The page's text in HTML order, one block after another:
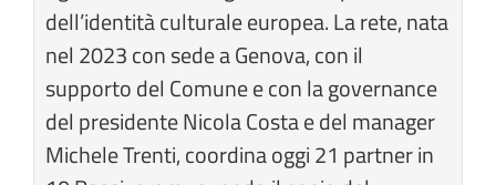
dell’identità culturale europea. La rete, nata
nel 2023 con sede a Genova, con il
supporto del Comune e con la governance
del presidente Nicola Costa e del manager
Michele Trenti, coordina oggi 21 partner in